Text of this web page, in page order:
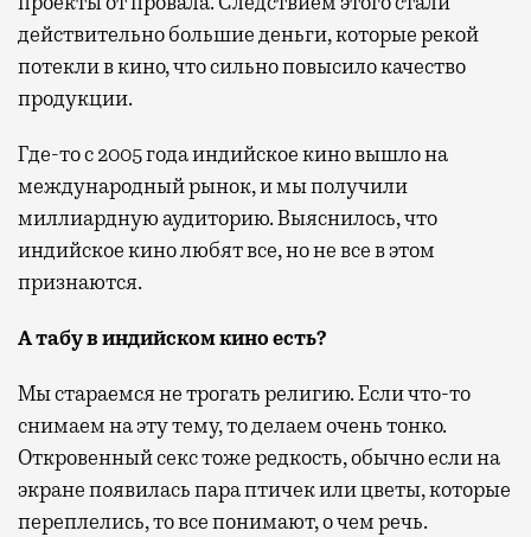
действительно большие деньги, которые рекой
потекли в кино, что сильно повысило качество
продукции.
Где-то с 2005 года индийское кино вышло на
международный рынок, и мы получили
миллиардную аудиторию. Выяснилось, что
индийское кино любят все, но не все в этом
признаются.
А табу в индийском кино есть?
Мы стараемся не трогать религию. Если что-то
снимаем на эту тему, то делаем очень тонко.
Откровенный секс тоже редкость, обычно если на
экране появилась пара птичек или цветы, которые
переплелись, то все понимают, о чем речь.